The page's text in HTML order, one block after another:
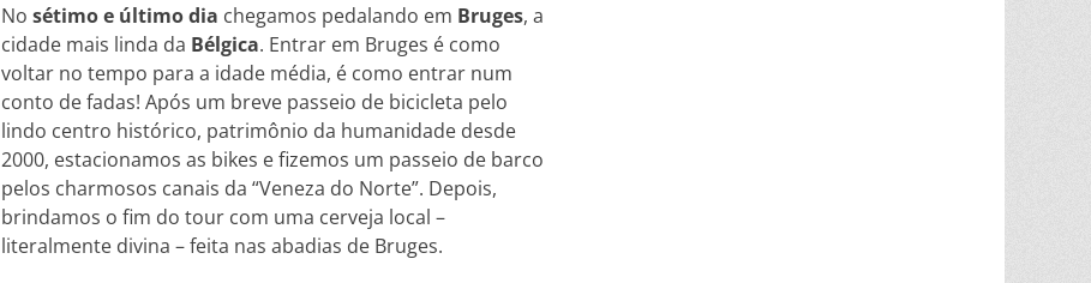
No sétimo e último dia chegamos pedalando em Bruges, a
cidade mais linda da Bélgica. Entrar em Bruges é como
voltar no tempo para a idade média, é como entrar num
conto de fadas! Após um breve passeio de bicicleta pelo
lindo centro histórico, patrimônio da humanidade desde
2000, estacionamos as bikes e fizemos um passeio de barco
pelos charmosos canais da “Veneza do Norte”. Depois,
brindamos o fim do tour com uma cerveja local –
literalmente divina – feita nas abadias de Bruges.